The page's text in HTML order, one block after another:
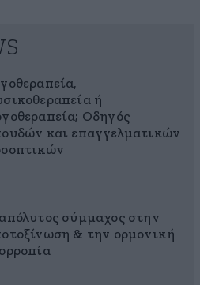
ή
Οδηγός
και επαγγελματικών
σύμμαχος στην
& την ορμονική